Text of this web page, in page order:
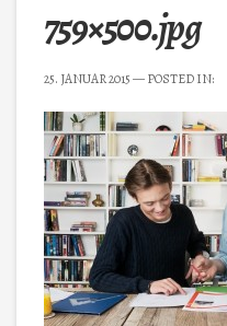
759×500.jpg
25. JANUAR 2015— POSTED IN: